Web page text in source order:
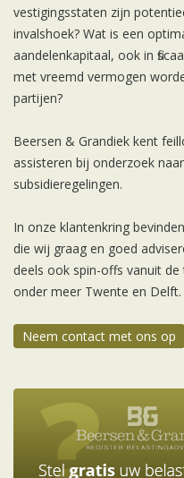
vestigingsstaten zijn
invalshoek? Wat is een
aandelenkapitaal, ook in
met vreemd vermogen
partijen?
Beersen & Grandiek kent
assisteren bij onderzoek
subsidieregelingen.
In onze klantenkring
die wij graag en goed
deels ook spin-offs vanuit
onder meer Twente en Delft.
Neem contact met ons op